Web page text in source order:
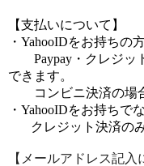
【支払いについて】
・YahooIDをお持ちの
Paypay・クレジッ
できます。
コンビニ決済の場合
・YahooIDをお持ちで
クレジット決済のみ
【メールアドレス記入